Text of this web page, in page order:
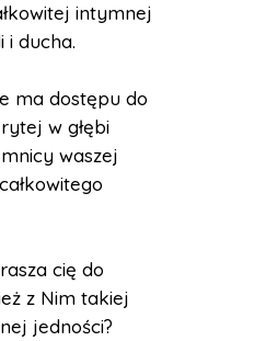
intymnej
i ducha.
ma dostępu do
w głębi
waszej
cię do
z Nim takiej
jedności?